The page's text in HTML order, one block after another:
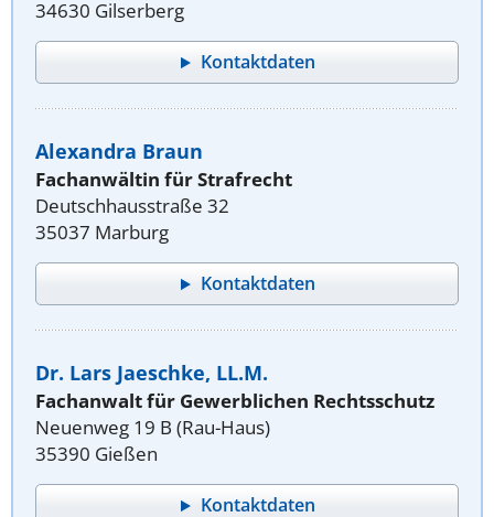
34630 Gilserberg
Kontaktdaten
Alexandra Braun
Fachanwältin für Strafrecht
Deutschhausstraße 32
35037 Marburg
Kontaktdaten
Dr. Lars Jaeschke, LL.M.
Fachanwalt für Gewerblichen Rechtsschutz
Neuenweg 19 B (Rau-Haus)
35390 Gießen
Kontaktdaten